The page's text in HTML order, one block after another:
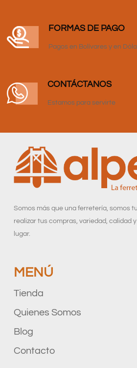
FORMAS DE PAGO
Pagos en Bolívares y en
CONTÁCTANOS
Estamos para servirte
Somos más que una ferretería, somos
realizar tus compras, variedad, calidad
lugar.
MENÚ
Tienda
Quienes Somos
Blog
Contacto